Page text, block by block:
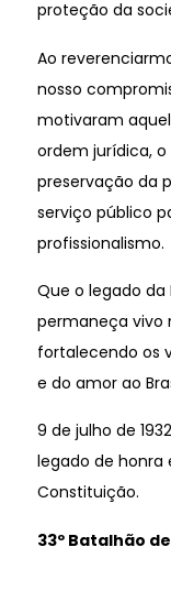
proteção da
Ao
nosso
motivaram
ordem jurídica,
preservação da
serviço público
profissionalismo.
Que o legado da
permaneça vivo
fortalecendo os
e do amor ao
9 de julho de
legado de
Constituição.
33º Batalhão